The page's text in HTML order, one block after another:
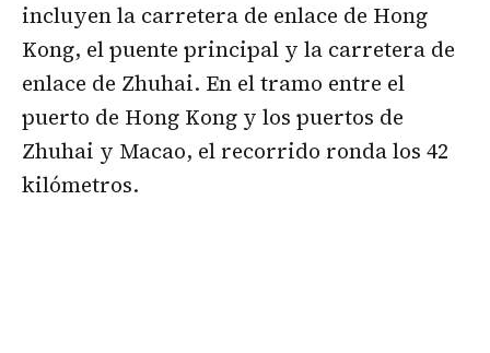
incluyen la carretera de enlace de Hong
Kong, el puente principal y la carretera de
enlace de Zhuhai. En el tramo entre el
puerto de Hong Kong y los puertos de
Zhuhai y Macao, el recorrido ronda los 42
kilómetros.